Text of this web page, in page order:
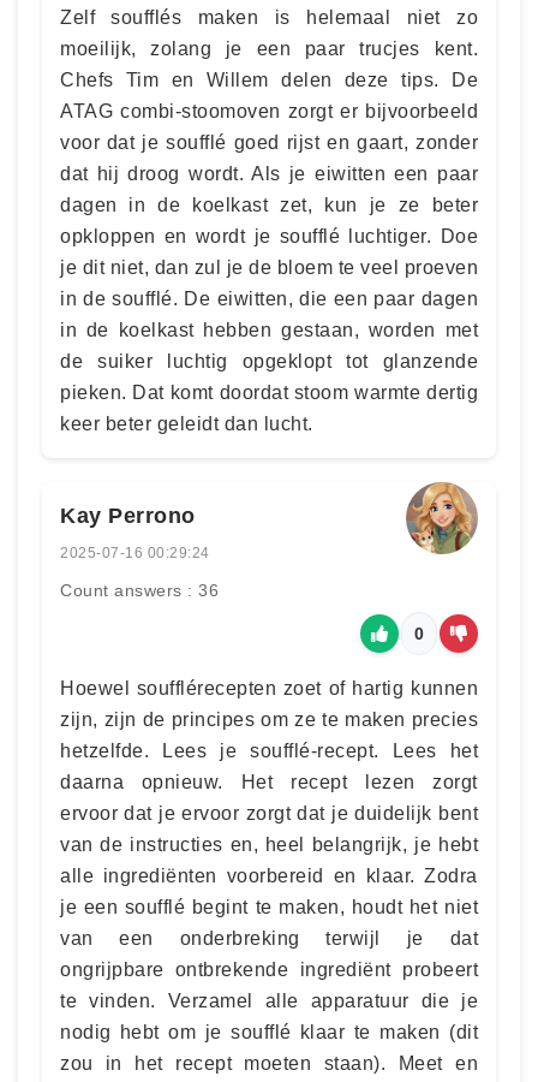
Zelf soufflés maken is helemaal niet zo
moeilijk, zolang je een paar trucjes kent.
Chefs Tim en Willem delen deze tips. De
ATAG combi-stoomoven zorgt er bijvoorbeeld
voor dat je soufflé goed rijst en gaart, zonder
dat hij droog wordt. Als je eiwitten een paar
dagen in de koelkast zet, kun je ze beter
opkloppen en wordt je soufflé luchtiger. Doe
je dit niet, dan zul je de bloem te veel proeven
in de soufflé. De eiwitten, die een paar dagen
in de koelkast hebben gestaan, worden met
de suiker luchtig opgeklopt tot glanzende
pieken. Dat komt doordat stoom warmte dertig
keer beter geleidt dan lucht.
Kay Perrono
2025-07-16 00:29:24
Count answers : 36
0
Hoewel soufflérecepten zoet of hartig kunnen
zijn, zijn de principes om ze te maken precies
hetzelfde. Lees je soufflé-recept. Lees het
daarna opnieuw. Het recept lezen zorgt
ervoor dat je ervoor zorgt dat je duidelijk bent
van de instructies en, heel belangrijk, je hebt
alle ingrediënten voorbereid en klaar. Zodra
je een soufflé begint te maken, houdt het niet
van een onderbreking terwijl je dat
ongrijpbare ontbrekende ingrediënt probeert
te vinden. Verzamel alle apparatuur die je
nodig hebt om je soufflé klaar te maken (dit
zou in het recept moeten staan). Meet en